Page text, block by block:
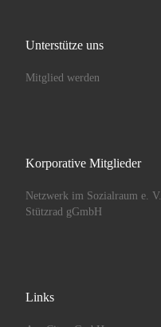
Unterstütze uns
Mitglied werden
Korporative Mitglieder
Netzwerk im Sozialraum e. V.
Stützrad gGmbH
Links